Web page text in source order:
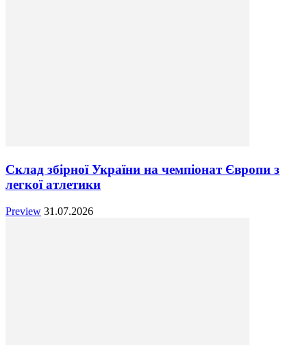
Склад збірної України на чемпіонат Європи з
легкої атлетики
Preview 31.07.2026